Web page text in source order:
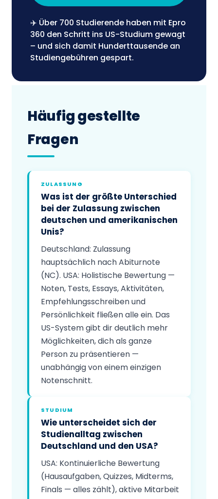
✈️ Über 700 Studierende haben mit Epro
360 den Schritt ins US-Studium gewagt
– und sich damit Hunderttausende an
Studiengebühren gespart.
Häufig gestellte
Fragen
ZULASSUNG
Was ist der größte Unterschied
bei der Zulassung zwischen
deutschen und amerikanischen
Unis?
Deutschland: Zulassung
hauptsächlich nach Abiturnote
(NC). USA: Holistische Bewertung —
Noten, Tests, Essays, Aktivitäten,
Empfehlungsschreiben und
Persönlichkeit fließen alle ein. Das
US-System gibt dir deutlich mehr
Möglichkeiten, dich als ganze
Person zu präsentieren —
unabhängig von einem einzigen
Notenschnitt.
STUDIUM
Wie unterscheidet sich der
Studienalltag zwischen
Deutschland und den USA?
USA: Kontinuierliche Bewertung
(Hausaufgaben, Quizzes, Midterms,
Finals — alles zählt), aktive Mitarbeit